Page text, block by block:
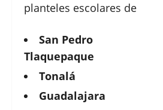
planteles escolares de
San Pedro
Tlaquepaque
Tonalá
Guadalajara